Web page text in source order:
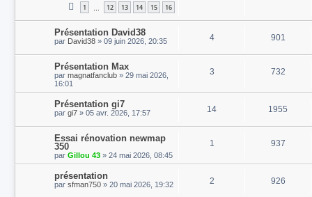
1 … 12 13 14 15 16
Présentation David38
par David38 » 09 juin 2026, 20:35 4 901
Présentation Max
par magnatfanclub » 29 mai 2026,
16:01
3 732
Présentation gi7
par gi7 » 05 avr. 2026, 17:57 14 1955
Essai rénovation newmap
350
par Gillou 43 » 24 mai 2026, 08:45
1 937
présentation
par sfman750 » 20 mai 2026, 19:32 2 926